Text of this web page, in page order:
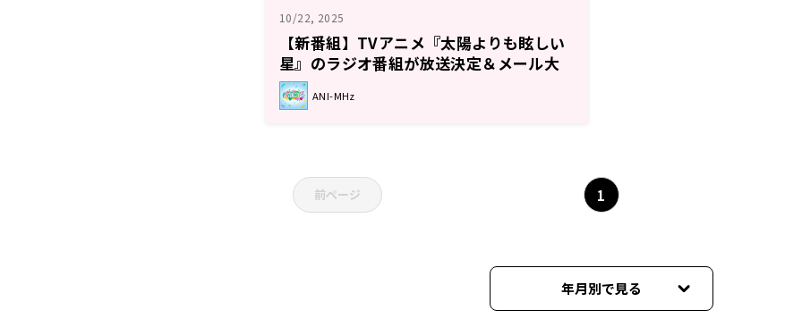
10/22, 2025
【新番組】TVアニメ『太陽よりも眩しい
星』のラジオ番組が放送決定＆メール大
募集！
ANI-MHz
前ページ 1
年月別で見る